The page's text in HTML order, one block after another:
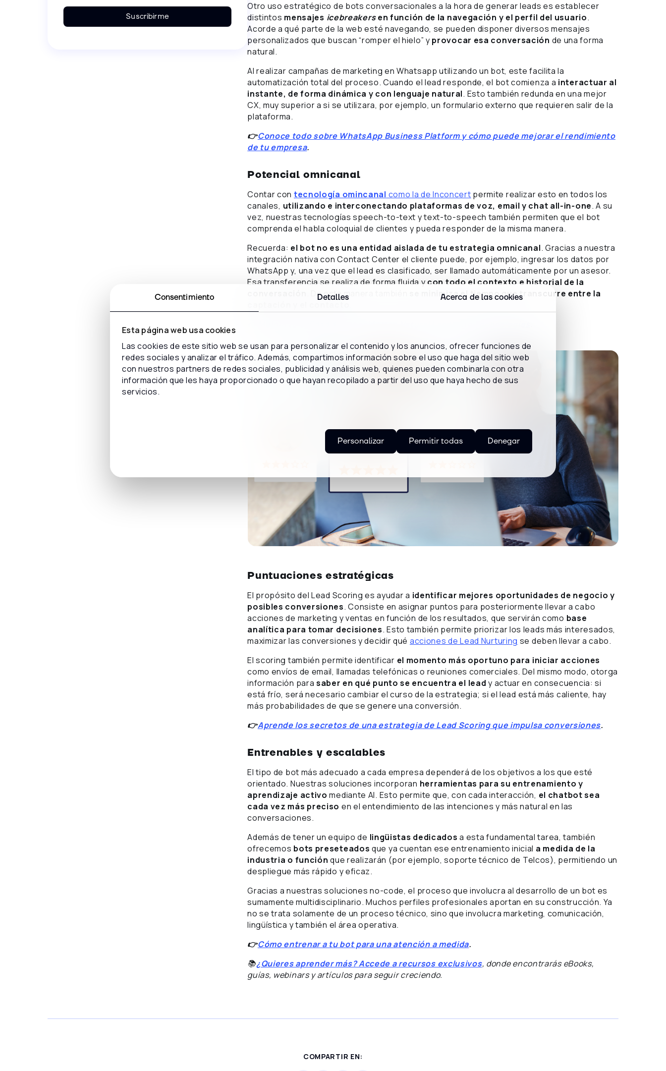
Consentimiento Detalles Acerca de las cookies
Esta página web usa cookies
Las cookies de este sitio web se usan para personalizar el contenido y los anuncios, ofrecer funciones de
redes sociales y analizar el tráfico. Además, compartimos información sobre el uso que haga del sitio web
con nuestros partners de redes sociales, publicidad y análisis web, quienes pueden combinarla con otra
información que les haya proporcionado o que hayan recopilado a partir del uso que haya hecho de sus
servicios.
Denegar
Personalizar Permitir todas
Suscribirme
Otro uso estratégico de bots conversacionales a la hora de generar leads es establecer
distintos mensajes icebreakersen función de la navegación y el perfil del usuario.
Acorde a qué parte de la web esté navegando, se pueden disponer diversos mensajes
personalizados que buscan “romper el hielo” y provocar esa conversación de una forma
natural.
Al realizar campañas de marketing en Whatsapp utilizando un bot, este facilita la
automatización total del proceso. Cuando el lead responde, el bot comienza a interactuar al
instante, de forma dinámica y con lenguaje natural. Esto también redunda en una mejor
CX, muy superior a si se utilizara, por ejemplo, un formulario externo que requieren salir de la
plataforma.
👉Conoce todo sobre WhatsApp Business Platform y cómo puede mejorar el rendimiento
de tu empresa.
Potencial omnicanal
Contar con tecnología omincanal como la de Inconcert permite realizar esto en todos los
canales, utilizando e interconectando plataformas de voz, email y chat all-in-one. A su
vez, nuestras tecnologías speech-to-text y text-to-speech también permiten que el bot
comprenda el habla coloquial de clientes y pueda responder de la misma manera.
Recuerda: el bot no es una entidad aislada de tu estrategia omnicanal. Gracias a nuestra
integración nativa con Contact Center el cliente puede, por ejemplo, ingresar los datos por
WhatsApp y, una vez que el lead es clasificado, ser llamado automáticamente por un asesor.
Esa transferencia se realiza de forma fluida y con todo el contexto e historial de la
. De esta manera también
se minimiza el tiempo que transcurre entre la
Puntuaciones estratégicas
El propósito del Lead Scoring es ayudar a identificar mejores oportunidades de negocio y
posibles conversiones. Consiste en asignar puntos para posteriormente llevar a cabo
acciones de marketing y ventas en función de los resultados, que servirán como base
analítica para tomar decisiones. Esto también permite priorizar los leads más interesados,
maximizar las conversiones y decidir qué acciones de Lead Nurturing se deben llevar a cabo.
El scoring también permite identificar el momento más oportuno para iniciar acciones
como envíos de email, llamadas telefónicas o reuniones comerciales. Del mismo modo, otorga
información parasaber en qué punto se encuentra el lead y actuar en consecuencia: si
está frío, será necesario cambiar el curso de la estrategia; si el lead está más caliente, hay
más probabilidades de que se genere una conversión.
👉Aprende los secretos de una estrategia de Lead Scoring que impulsa conversiones.
Entrenables y escalables
El tipo de bot más adecuado a cada empresa dependerá de los objetivos a los que esté
orientado. Nuestras soluciones incorporan herramientas para su entrenamiento y
aprendizaje activo mediante AI. Esto permite que, con cada interacción, el chatbot sea
cada vez más preciso en el entendimiento de las intenciones y más natural en las
conversaciones.
Además de tener un equipo de lingüistas dedicados a esta fundamental tarea, también
ofrecemos bots preseteados que ya cuentan ese entrenamiento inicial a medida de la
industria o función que realizarán (por ejemplo, soporte técnico de Telcos), permitiendo un
despliegue más rápido y eficaz.
Gracias a nuestras soluciones no-code, el proceso que involucra al desarrollo de un bot es
sumamente multidisciplinario. Muchos perfiles profesionales aportan en su construcción. Ya
no se trata solamente de un proceso técnico, sino que involucra marketing, comunicación,
lingüística y también el área operativa.
👉Cómo entrenar a tu bot para una atención a medida.
📚¿Quieres aprender más? Accede a recursos exclusivos, donde encontrarás eBooks,
guías, webinars y artículos para seguir creciendo.
COMPARTIR EN: